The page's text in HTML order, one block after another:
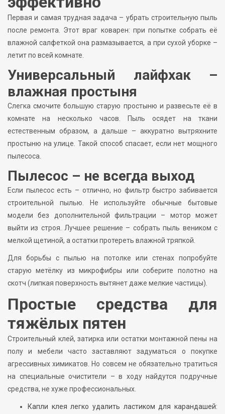
Первая и самая трудная задача – убрать строительную пыль
после ремонта. Этот враг коварен: при попытке собрать её
влажной салфеткой она размазывается, а при сухой уборке –
летит по всей комнате.
Универсальный лайфхак –
влажная простыня
Слегка смочите большую старую простыню и развесьте её в
комнате на несколько часов. Пыль осядет на ткани
естественным образом, а дальше – аккуратно вытряхните
простыню на улице. Такой способ спасает, если нет мощного
пылесоса.
Пылесос – не всегда выход
Если пылесос есть – отлично, но фильтр быстро забивается
строительной пылью. Не используйте обычные бытовые
модели без дополнительной фильтрации – мотор может
выйти из строя. Лучшее решение – собрать пыль веником с
мелкой щетиной, а остатки протереть влажной тряпкой.
Для борьбы с пылью на потолке или стенах попробуйте
старую метёлку из микрофибры или соберите полотно на
скотч (липкая поверхность вытянет даже мелкие частицы).
Простые средства для
тяжёлых пятен
Строительный клей, затирка или остатки монтажной пены на
полу и мебели часто заставляют задуматься о покупке
агрессивных химикатов. Но совсем не обязательно тратиться
на специальные очистители – в ходу найдутся подручные
средства, не хуже профессиональных.
Капли клея легко удалить ластиком для карандашей: